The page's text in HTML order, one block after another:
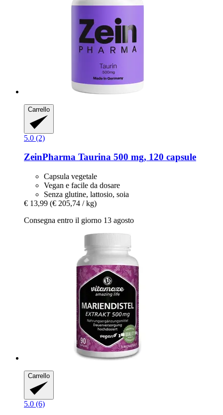
Carrello
5.0 (2)
ZeinPharma Taurina 500 mg, 120 capsule
Capsula vegetale
Vegan e facile da dosare
Senza glutine, lattosio, soia
€ 13,99 (€ 205,74 / kg)
Consegna entro il giorno 13 agosto
Carrello
5.0 (6)